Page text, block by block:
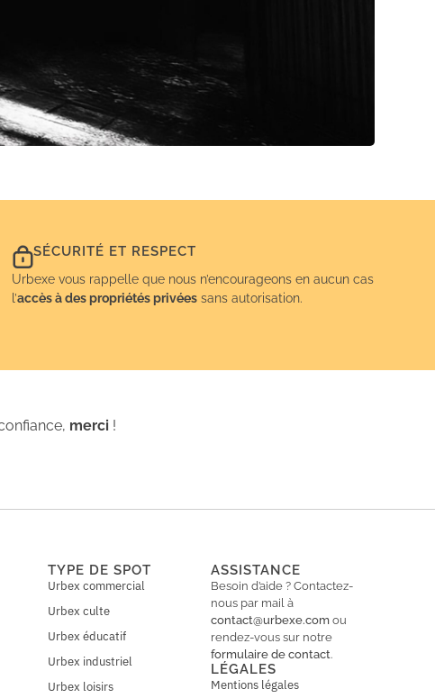
SÉCURITÉ ET RESPECT
Urbexe vous rappelle que nous n’encourageons en aucun cas
l’accès à des propriétés privéessans autorisation.
merci !
TYPE DE SPOT
Urbex commercial
Urbex culte
Urbex éducatif
Urbex industriel
Urbex loisirs
ASSISTANCE
Besoin d’aide ? Contactez-
nous par mail à
contact@urbexe.com ou
rendez-vous sur notre
formulaire de contact.
LÉGALES
Mentions légales